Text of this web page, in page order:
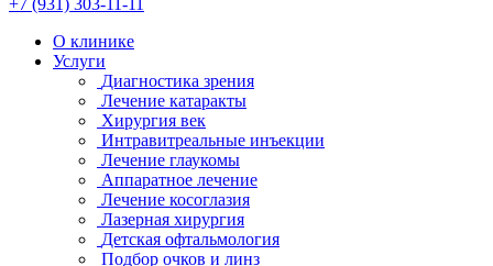
+7 (931) 303-11-11
О клинике
Услуги
Диагностика зрения
Лечение катаракты
Хирургия век
Интравитреальные инъекции
Лечение глаукомы
Аппаратное лечение
Лечение косоглазия
Лазерная хирургия
Детская офтальмология
Подбор очков и линз